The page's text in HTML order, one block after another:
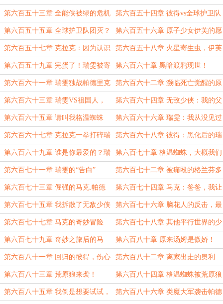
侠
第六百五十三章 全能侠被绿的危机 第六百五十四章 彼得vs全球护卫队
第六百五十五章 全球护卫队团灭？ 第六百五十六章 原子少女伊芙的愿
望
第六百五十七章 克拉克：因为认识
你，我是最幸运的超人
第六百五十八章 火星寄生虫，伊芙
的梦
第六百五十九章 完蛋了！瑞雯被寄
生了！
第六百六十章 黑暗渡鸦现世！
第六百六十一章 瑞雯独战帕德里克
家族
第六百六十二章 濒临死亡觉醒的原
子女侠
第六百六十三章 瑞雯VS祖国人，
谁是缺爱之人？
第六百六十四章 无敌少侠：我的父
亲怎么是报社老板？
第六百六十五章 请叫我格温蜘蛛 第六百六十六章 瑞雯：我从没见过
这么弱的哥哥
第六百六十七章 克拉克一拳打碎瑞
雯独爱父亲梦
第六百六十八章 彼得：黑化后的瑞
雯，脑子里想的是什么？
第六百六十九章 谁是你最爱的？瑞
雯大满意
第六百七十章 格温蜘蛛，大概我们
都是父愁者吧
第六百七十一章 瑞雯的“告白” 第六百七十二章 被痛殴的格兰芬多
少侠
第六百七十三章 倔强的马克.帕德
里克，打死不说！
第六百七十四章 马克：爸爸，我让
你失望了吗？
第六百七十五章 我拆散了无敌少侠
和他女朋友？！
第六百七十六章 脑花人的反击，最
大的敌人现身！
第六百七十七章 马克的奇妙冒险 第六百七十八章 其他平行世界的少
侠，都是恶棍？！
第六百七十九章 奇妙之旅后的马
克，再度成为沙包
第六百八十章 原来汤姆是傲娇！
第六百八十一章 回归的彼得，伤心
的奥利弗
第六百八十二章 离家出走的奥利
弗？！
第六百八十三章 荒原狼来袭！ 第六百八十四章 格温蜘蛛被荒原狼
擒获
第六百八十五章 我倒是想要试试， 第六百八十六章 类魔大军袭击帕德